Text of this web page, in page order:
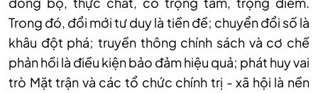
Trong đó, đổi mới tư duy là tiền đề; chuyển đổi số là
khâu đột phá; truyền thông chính sách và cơ chế
phản hồi là điều kiện bảo đảm hiệu quả; phát huy vai
trò Mặt trận và các tổ chức chính trị - xã hội là nền